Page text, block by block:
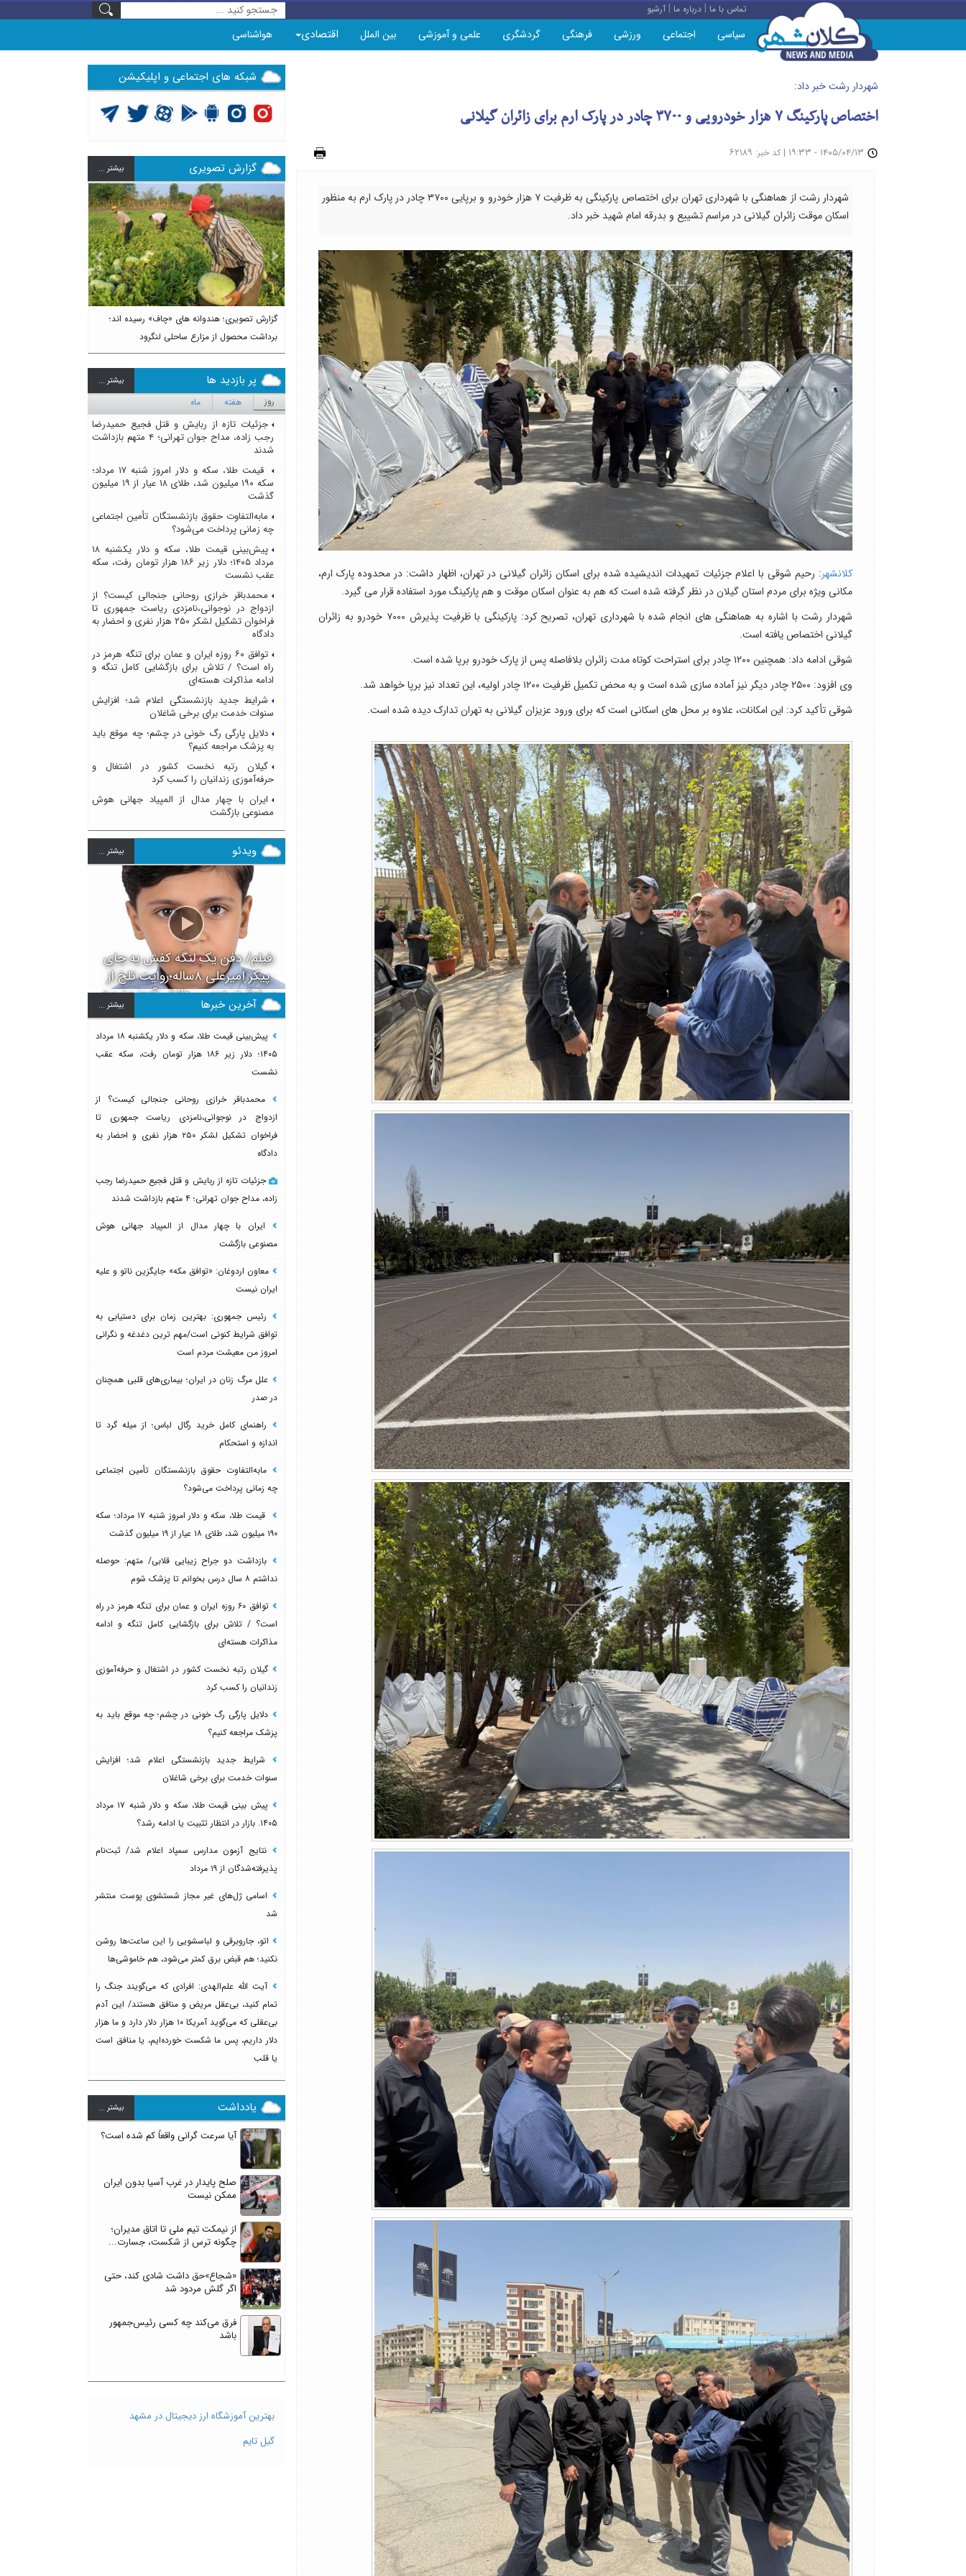
تماس با ما |درباره ما |آرشیو
سیاسی اجتماعی ورزشی فرهنگی گردشگری علمی و آموزشی بین الملل اقتصادی هواشناسی
شهردار رشت خبر داد:
اختصاص پارکینگ ۷ هزار خودرویی و ۳۷۰۰ چادر در پارک ارم برای زائران گیلانی
| کد خبر: ۶۲۱۸۹
شهردار رشت از هماهنگی با شهرداری تهران برای اختصاص پارکینگی به ظرفیت ۷ هزار خودرو و برپایی ۳۷۰۰ چادر در پارک ارم به منظور
اسکان موقت زائران گیلانی در مراسم تشییع و بدرقه امام شهید خبر داد.
کلانشهر: رحیم شوقی با اعلام جزئیات تمهیدات اندیشیده شده برای اسکان زائران گیلانی در تهران، اظهار داشت: در محدوده پارک ارم،
مکانی ویژه برای مردم استان گیلان در نظر گرفته شده است که هم به عنوان اسکان موقت و هم پارکینگ مورد استفاده قرار می گیرد.
شهردار رشت با اشاره به هماهنگی های انجام شده با شهرداری تهران، تصریح کرد: پارکینگی با ظرفیت پذیرش ۷۰۰۰ خودرو به زائران
گیلانی اختصاص یافته است.
شوقی ادامه داد: همچنین ۱۲۰۰ چادر برای استراحت کوتاه مدت زائران بلافاصله پس از پارک خودرو برپا شده است.
وی افزود: ۲۵۰۰ چادر دیگر نیز آماده سازی شده است و به محض تکمیل ظرفیت ۱۲۰۰ چادر اولیه، این تعداد نیز برپا خواهد شد.
شوقی تأکید کرد: این امکانات، علاوه بر محل های اسکانی است که برای ورود عزیزان گیلانی به تهران تدارک دیده شده است.
شبکه های اجتماعی و اپلیکیشن
گزارش تصویری بيشتر ...
گزارش تصویری؛ هندوانه های «چاف» رسیده اند؛
برداشت محصول از مزارع ساحلی لنگرود
Previous Next
پر بازدید ها بيشتر ...
روز هفته ماه
جزئیات تازه از ربایش و قتل فجیع حمیدرضا
رجب زاده، مداح جوان تهرانی؛ ۴ متهم بازداشت
شدند
قیمت طلا، سکه و دلار امروز شنبه ۱۷ مرداد؛
سکه ۱۹۰ میلیون شد، طلای ۱۸ عیار از ۱۹ میلیون
گذشت
مابه‌التفاوت حقوق بازنشستگان تأمین اجتماعی
چه زمانی پرداخت می‌شود؟
پیش‌بینی قیمت طلا، سکه و دلار یکشنبه ۱۸
مرداد ۱۴۰۵؛ دلار زیر ۱۸۶ هزار تومان رفت، سکه
عقب نشست
محمدباقر خرازی روحانی جنجالی کیست؟ از
ازدواج در نوجوانی،نامزدی ریاست جمهوری تا
فراخوان تشکیل لشکر ۲۵۰ هزار نفری و احضار به
دادگاه
توافق ۶۰ روزه ایران و عمان برای تنگه هرمز در
راه است؟ / تلاش برای بازگشایی کامل تنگه و
ادامه مذاکرات هسته‌ای
شرایط جدید بازنشستگی اعلام شد؛ افزایش
سنوات خدمت برای برخی شاغلان
دلایل پارگی رگ خونی در چشم؛ چه موقع باید
به پزشک مراجعه کنیم؟
گیلان رتبه نخست کشور در اشتغال و
حرفه‌آموزی زندانیان را کسب کرد
ایران با چهار مدال از المپیاد جهانی هوش
مصنوعی بازگشت
ویدئو بيشتر ...
فیلم/ دفن یک لنگه کفش به جای
پیکر امیرعلی ۸ساله؛روایت تلخ از
سرنوشت دومین دانش آموز مدرسه
میناب بعد از ماکان
آخرین خبرها بيشتر ...
پیش‌بینی قیمت طلا، سکه و دلار یکشنبه ۱۸ مرداد
۱۴۰۵؛ دلار زیر ۱۸۶ هزار تومان رفت، سکه عقب
نشست
محمدباقر خرازی روحانی جنجالی کیست؟ از
ازدواج در نوجوانی،نامزدی ریاست جمهوری تا
فراخوان تشکیل لشکر ۲۵۰ هزار نفری و احضار به
دادگاه
جزئیات تازه از ربایش و قتل فجیع حمیدرضا رجب
زاده، مداح جوان تهرانی؛ ۴ متهم بازداشت شدند
ایران با چهار مدال از المپیاد جهانی هوش
مصنوعی بازگشت
معاون اردوغان: «توافق مکه» جایگزین ناتو و علیه
ایران نیست
رئیس جمهوری: بهترین زمان برای دستیابی به
توافق شرایط کنونی است/مهم ترین دغدغه و نگرانی
امروز من معیشت مردم است
علل مرگ زنان در ایران؛ بیماری‌های قلبی همچنان
در صدر
راهنمای کامل خرید رگال لباس؛ از میله گرد تا
اندازه و استحکام
مابه‌التفاوت حقوق بازنشستگان تأمین اجتماعی
چه زمانی پرداخت می‌شود؟
قیمت طلا، سکه و دلار امروز شنبه ۱۷ مرداد؛ سکه
۱۹۰ میلیون شد، طلای ۱۸ عیار از ۱۹ میلیون گذشت
بازداشت دو جراح زیبایی قلابی/ متهم: حوصله
نداشتم ۸ سال درس بخوانم تا پزشک شوم
توافق ۶۰ روزه ایران و عمان برای تنگه هرمز در راه
است؟ / تلاش برای بازگشایی کامل تنگه و ادامه
مذاکرات هسته‌ای
گیلان رتبه نخست کشور در اشتغال و حرفه‌آموزی
زندانیان را کسب کرد
دلایل پارگی رگ خونی در چشم؛ چه موقع باید به
پزشک مراجعه کنیم؟
شرایط جدید بازنشستگی اعلام شد؛ افزایش
سنوات خدمت برای برخی شاغلان
پیش بینی قیمت طلا، سکه و دلار شنبه ۱۷ مرداد
۱۴۰۵. بازار در انتظار تثبیت یا ادامه رشد؟
نتایج آزمون مدارس سمپاد اعلام شد/ ثبت‌نام
پذیرفته‌شدگان از ۱۹ مرداد
اسامی ژل‌های غیر مجاز شستشوی پوست منتشر
شد
اتو، جاروبرقی و لباسشویی را این ساعت‌ها روشن
نکنید؛ هم قبض برق کمتر می‌شود، هم خاموشی‌ها
آیت الله علم‌الهدی: افرادی که می‌گویند جنگ را
تمام کنید، بی‌عقل مریض و منافق هستند/ این آدم
بی‌عقلی که می‌گوید آمریکا ۱۰ هزار دلار دارد و ما هزار
دلار داریم، پس ما شکست خورده‌ایم، یا منافق است
یا قلب
یادداشت بيشتر ...
آیا سرعت گرانی واقعاً کم شده است؟
صلح پایدار در غرب آسیا بدون ایران
ممکن نیست
از نیمکت تیم ملی تا اتاق مدیران؛
چگونه ترس از شکست، جسارت...
«شجاع»حق داشت شادی کند، حتی
اگر گلش مردود شد
فرق می‌کند چه کسی رئیس‌جمهور
باشد
بهترین آموزشگاه ارز دیجیتال در مشهد
گیل تایم